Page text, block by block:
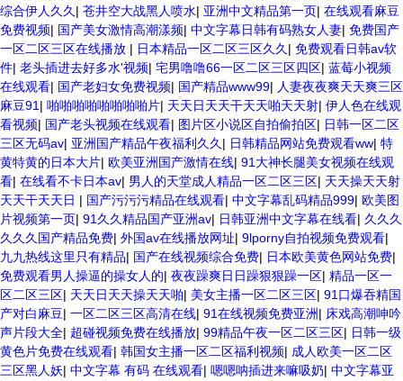
综合伊人久久 | 苍井空大战黑人喷水| 亚洲中文精品第一页| 在线观看麻豆
免费视频| 国产美女激情高潮漾频| 中文字幕日韩有码熟女人妻| 免费国产
一区二区三区在线播放 | 日本精品一区二区三区久久 | 免费观看日韩av软
件| 老头插进去好多水'视频| 宅男噜噜66一区二区三区四区| 蓝莓小视频
在线观看| 国产老妇女免费视频| 国产精品www99| 人妻夜夜爽天天爽三区
麻豆91 | 啪啪啪啪啪啪啪啪片| 天天日天天干天天啪天天射| 伊人色在线观
看视频| 国产老头视频在线观看| 图片区小说区自拍偷拍区| 日韩一区二区
三区无码av| 亚洲国产精品午夜福利久久 | 日韩精品网站免费观看ww| 特
黄特黄的日本大片| 欧美亚洲国产激情在线| 91大神长腿美女视频在线观
看| 在线看不卡日本av| 男人的天堂成人精品一区二区三区| 天天操天天射
天天干天天日 | 国产污污污精品在线观看| 中文字幕乱码精品999| 欧美图
片视频第一页| 91久久精品国产亚洲av| 日韩亚洲中文字幕在线看| 久久久
久久久国产精品免费| 外国av在线播放网址| 9lporny自拍视频免费观看|
九九热线这里只有精品| 国产在线视频综合免费| 日本欧美黄色网站免费|
免费观看男人操逼的操女人的| 夜夜躁爽日日躁狠狠躁一区| 精品一区一
区二区三区| 天天日天天操天天啪| 美女主播一区二区三区| 91口爆吞精国
产对白麻豆| 一区二区三区高清在线| 91在线视频免费亚洲| 床戏高潮呻吟
声片段大全| 超碰视频免费在线播放| 99精品午夜一区二区三区| 日韩一级
黄色片免费在线观看| 韩国女主播一区二区福利视频| 成人欧美一区二区
三区黑人妖| 中文字幕 有码 在线观看| 嗯嗯呐插进来嘛吸奶| 中文字幕亚